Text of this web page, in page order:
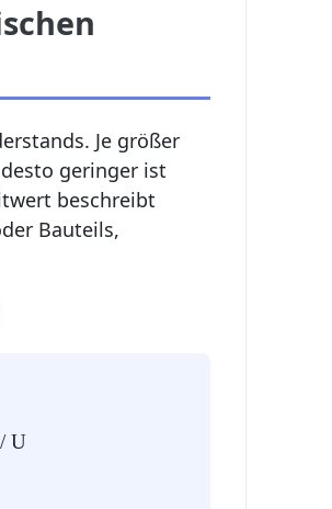
Je größer
geringer ist
beschreibt
Bauteils,
U